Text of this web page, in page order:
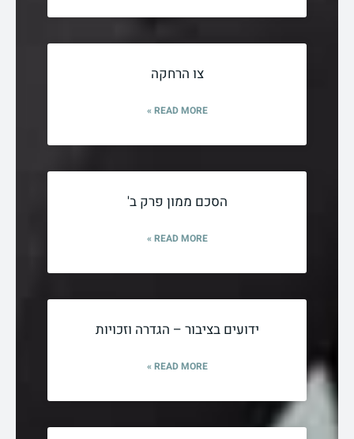
צו הרחקה
READ MORE »
הסכם ממון פרק ב'
READ MORE »
ידועים בציבור – הגדרה וזכויות
READ MORE »